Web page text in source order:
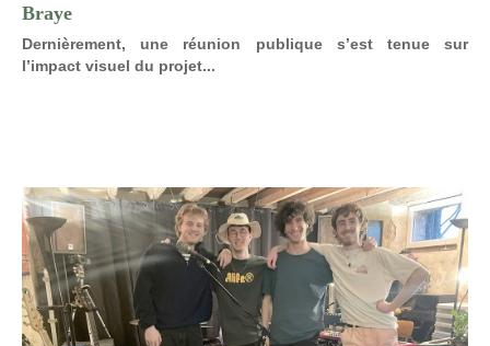
Braye
Dernièrement, une réunion publique s’est tenue sur
l’impact visuel du projet...